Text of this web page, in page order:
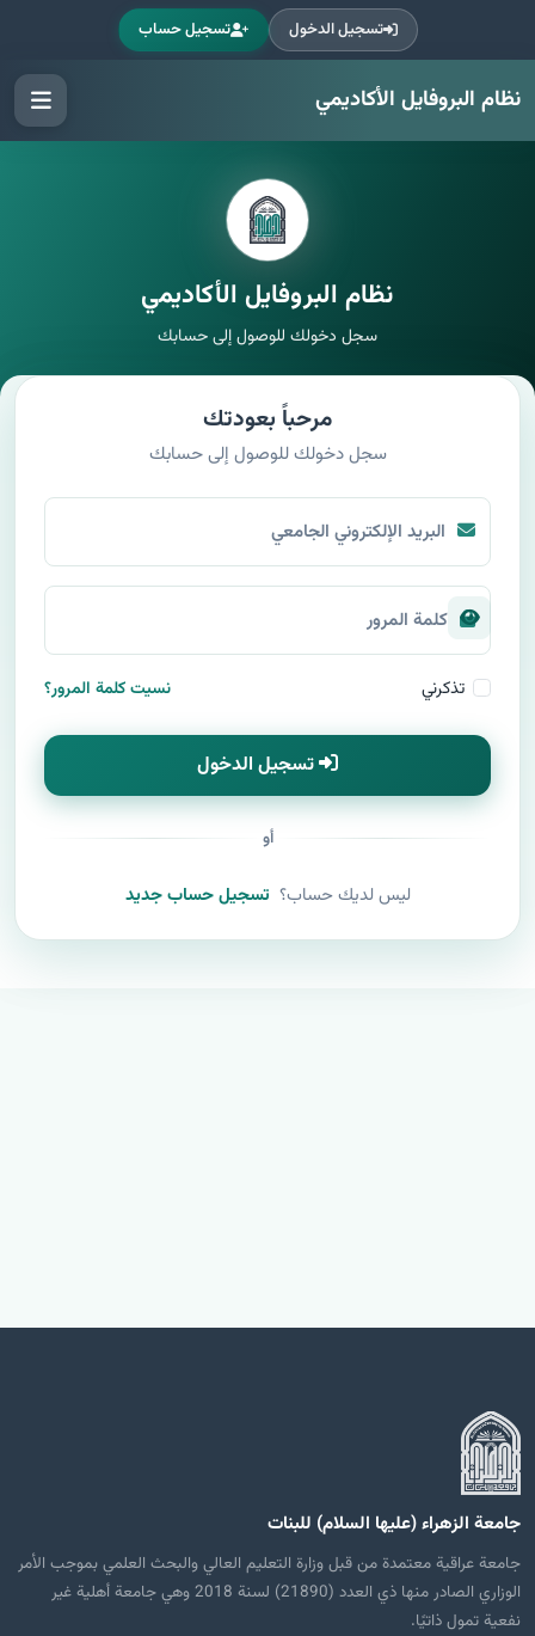
تسجيل الدخول تسجيل حساب
نظام البروفايل الأكاديمي
نظام البروفايل الأكاديمي
سجل دخولك للوصول إلى حسابك
مرحباً بعودتك
سجل دخولك للوصول إلى حسابك
البريد الإلكتروني الجامعي
كلمة المرور
تذكرني نسيت كلمة المرور؟
أو
ليس لديك حساب؟ تسجيل حساب جديد
جامعة الزهراء (عليها السلام) للبنات
جامعة عراقية معتمدة من قبل وزارة التعليم العالي والبحث العلمي بموجب الأمر
الوزاري الصادر منها ذي العدد (21890) لسنة 2018 وهي جامعة أهلية غير
نفعية تمول ذاتيًا.